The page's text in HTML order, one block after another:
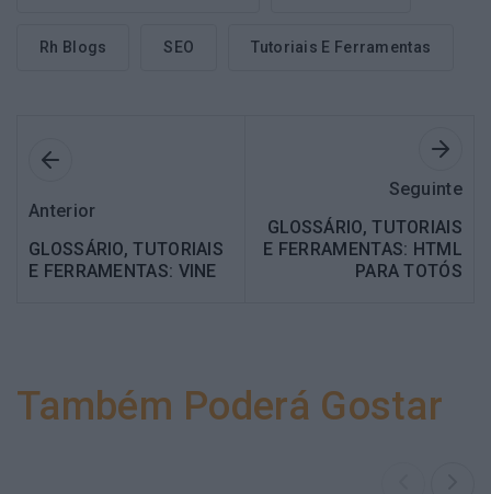
Rh Blogs SEO Tutoriais E Ferramentas
Anterior
GLOSSÁRIO, TUTORIAIS
E FERRAMENTAS: VINE
Seguinte
GLOSSÁRIO, TUTORIAIS
E FERRAMENTAS: HTML
PARA TOTÓS
Também Poderá Gostar